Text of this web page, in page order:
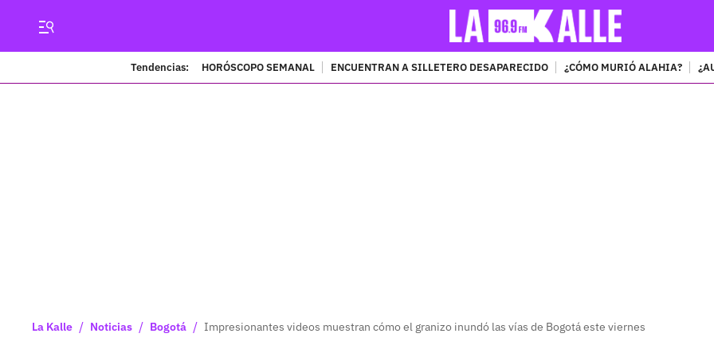
Tendencias: HORÓSCOPO SEMANAL ENCUENTRAN A SILLETERO DESAPARECIDO ¿CÓMO MURIÓ ALAHIA?
La Kalle / Noticias / Bogotá / Impresionantes videos muestran cómo el granizo inundó las vías de Bogotá este viernes